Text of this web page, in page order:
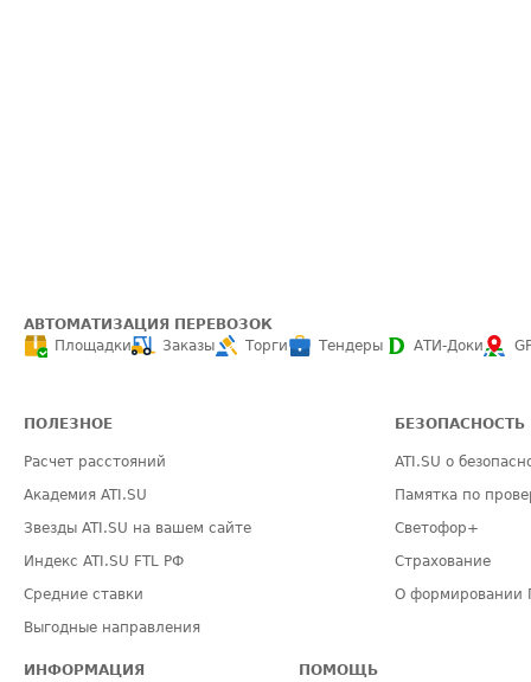
АВТОМАТИЗАЦИЯ ПЕРЕВОЗОК
Площадки
Заказы Торги Тендеры АТИ-Доки
ПОЛЕЗНОЕ
Расчет расстояний
Академия ATI.SU
Звезды ATI.SU на вашем сайте
Индекс ATI.SU FTL РФ
Средние ставки
Выгодные направления
БЕЗОПАСНОСТЬ
ATI.SU о
Памятка по
Светофор+
Страхование
О формировании
ИНФОРМАЦИЯ ПОМОЩЬ